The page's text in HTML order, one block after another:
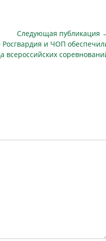
информирует
правда".…
Следующая публикация
и ЧОП
всероссийских